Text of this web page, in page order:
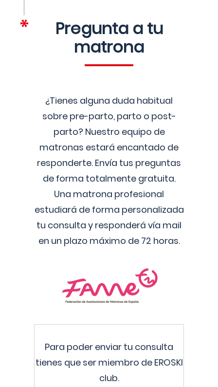
Pregunta a tu
matrona
¿Tienes alguna duda habitual
sobre pre-parto, parto o post-
parto? Nuestro equipo de
matronas estará encantado de
responderte. Envía tus preguntas
de forma totalmente gratuita.
Una matrona profesional
estudiará de forma personalizada
tu consulta y responderá vía mail
en un plazo máximo de 72 horas.
Para poder enviar tu consulta
tienes que ser miembro de EROSKI
club.